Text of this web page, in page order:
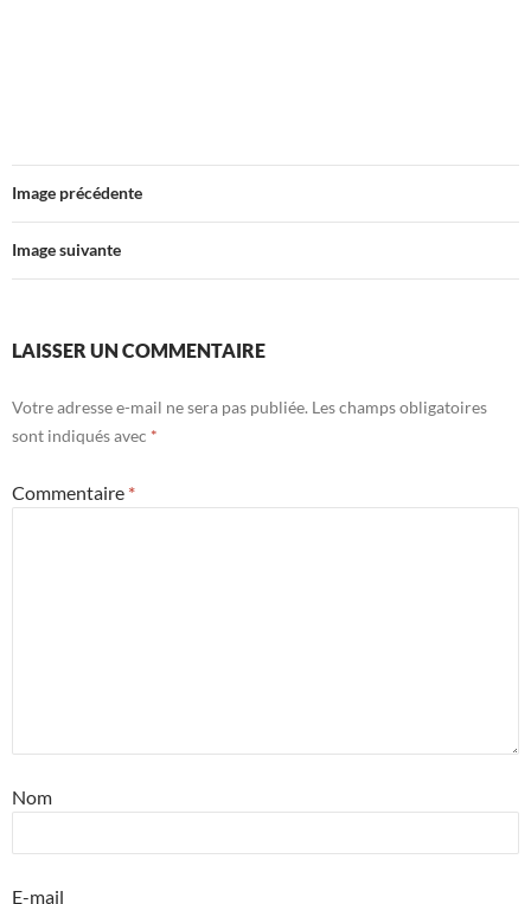
Image précédente
Image suivante
LAISSER UN COMMENTAIRE
Votre adresse e-mail ne sera pas publiée. Les champs obligatoires
sont indiqués avec *
Commentaire *
Nom
E-mail